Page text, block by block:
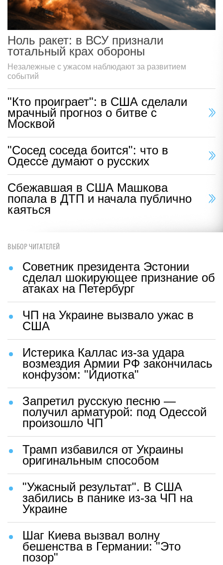
Ноль ракет: в ВСУ признали
тотальный крах обороны
Незалежные с ужасом наблюдают за развитием
событий
"Кто проиграет": в США сделали
мрачный прогноз о битве с
Москвой
"Сосед соседа боится": что в
Одессе думают о русских
Сбежавшая в США Машкова
попала в ДТП и начала публично
каяться
ВЫБОР ЧИТАТЕЛЕЙ
Советник президента Эстонии
сделал шокирующее признание об
атаках на Петербург
ЧП на Украине вызвало ужас в
США
Истерика Каллас из-за удара
возмездия Армии РФ закончилась
конфузом: "Идиотка"
Запретил русскую песню —
получил арматурой: под Одессой
произошло ЧП
Трамп избавился от Украины
оригинальным способом
"Ужасный результат". В США
забились в панике из-за ЧП на
Украине
Шаг Киева вызвал волну
бешенства в Германии: "Это
позор"